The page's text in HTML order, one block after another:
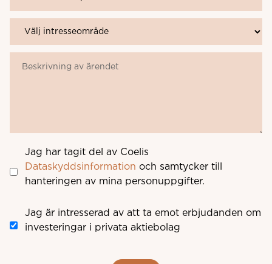
Jag har tagit del av Coelis
Dataskyddsinformation och samtycker till
hanteringen av mina personuppgifter.
Jag är intresserad av att ta emot erbjudanden om
investeringar i privata aktiebolag